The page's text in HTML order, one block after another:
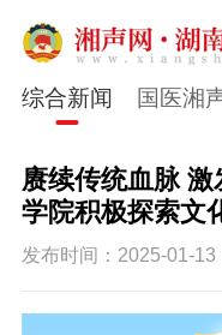
综合新闻 国医湘
赓续传统血脉
学院积极探索文
发布时间：2025-01-13